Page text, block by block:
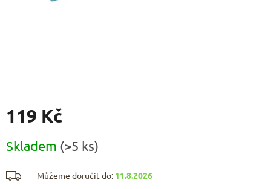
119 Kč
cena:
Skladem (>5 ks)
Můžeme doručit do: 11.8.2026